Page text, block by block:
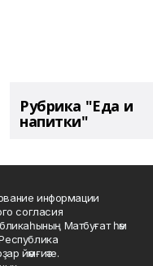
Рубрика "Еда и
напитки"
информации
согласия
Матбуғат һәм
йәмғиәте.